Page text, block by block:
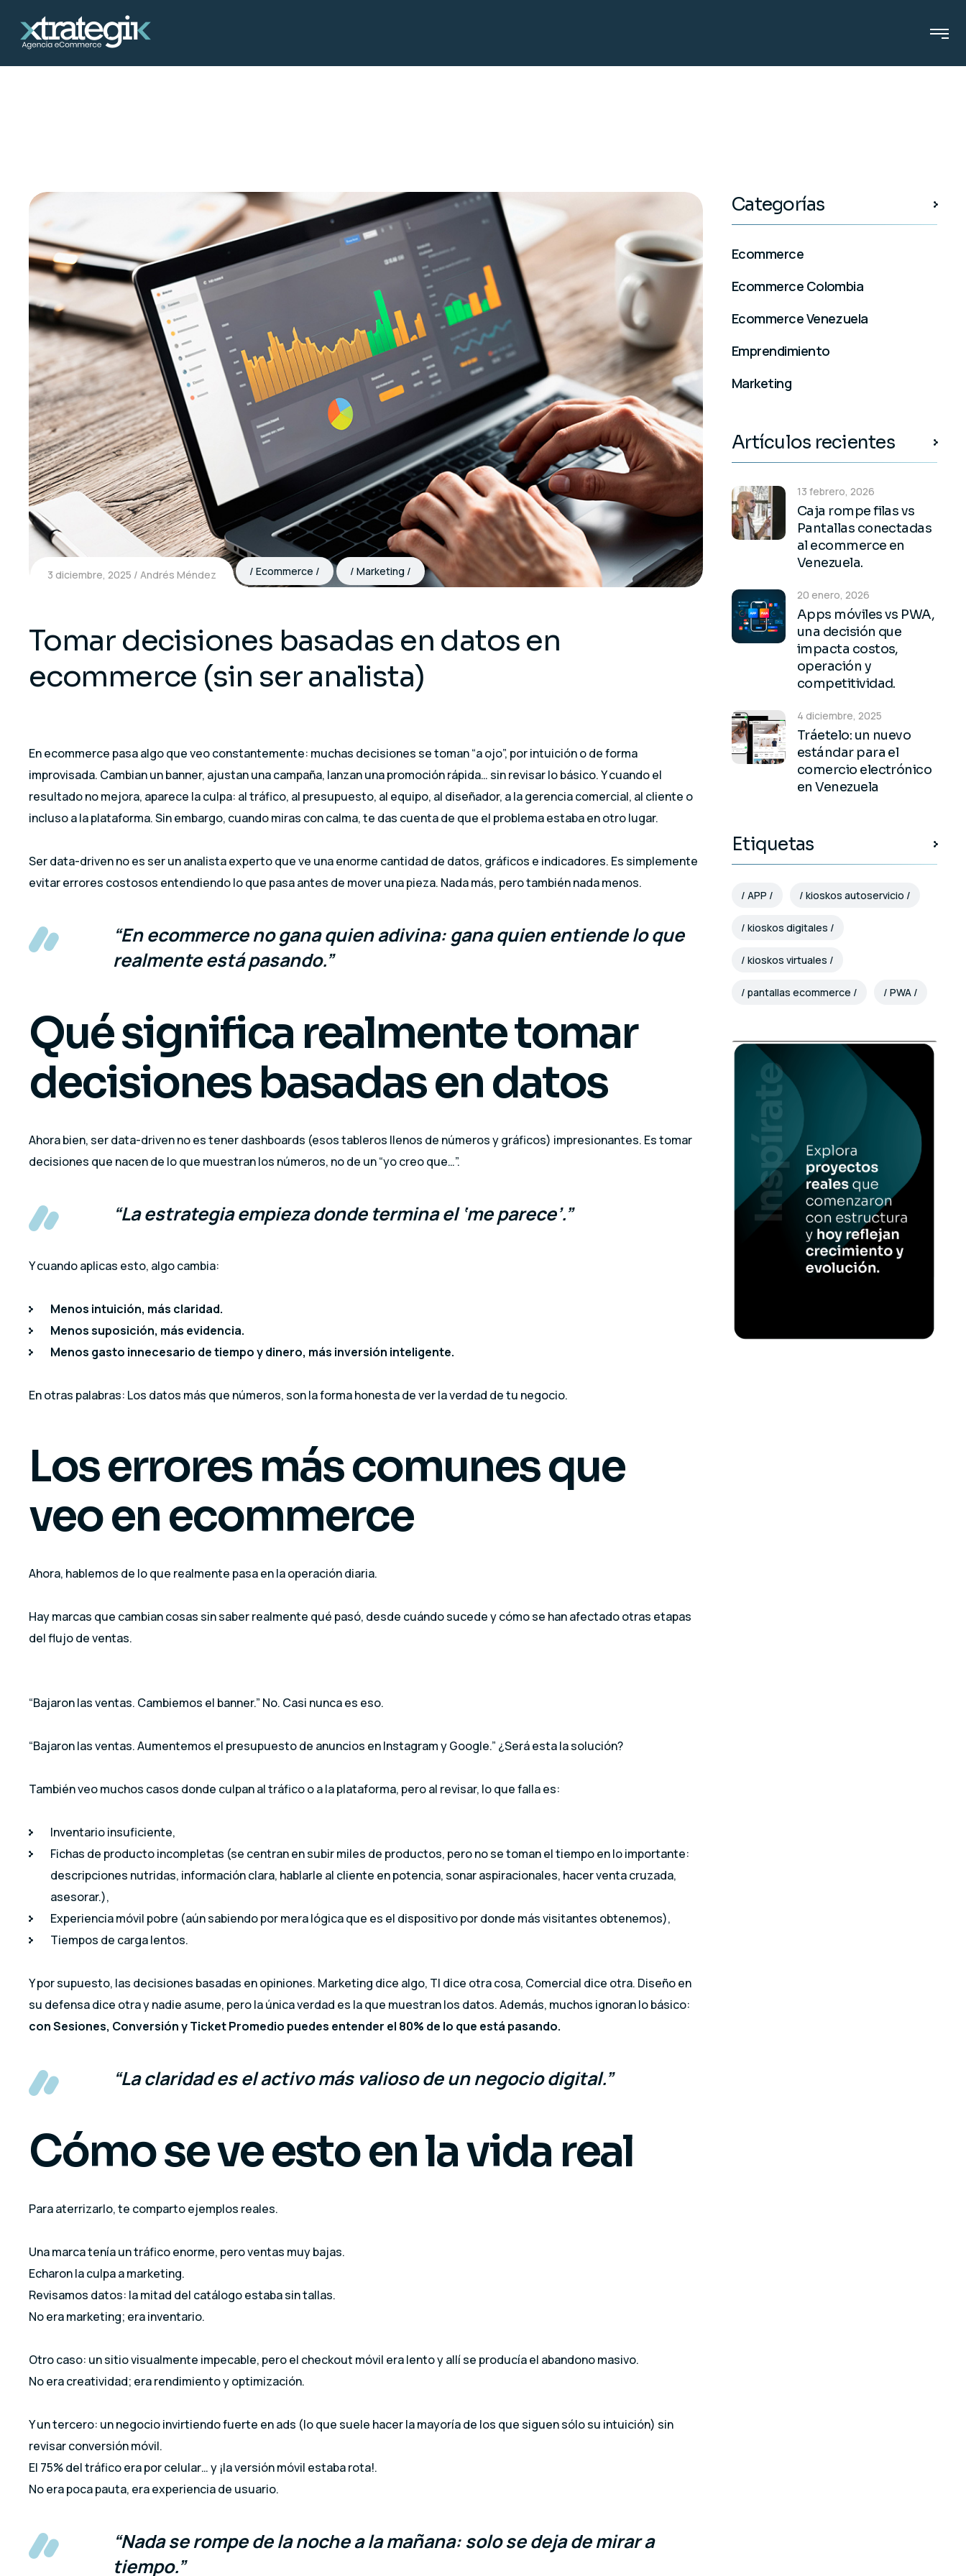
3 diciembre, 2025 Andrés Méndez Ecommerce Marketing
Tomar decisiones basadas en datos en
ecommerce (sin ser analista)
En ecommerce pasa algo que veo constantemente: muchas decisiones se toman “a ojo”, por intuición o de forma
improvisada. Cambian un banner, ajustan una campaña, lanzan una promoción rápida… sin revisar lo básico. Y cuando el
resultado no mejora, aparece la culpa: al tráfico, al presupuesto, al equipo, al diseñador, a la gerencia comercial, al cliente o
incluso a la plataforma. Sin embargo, cuando miras con calma, te das cuenta de que el problema estaba en otro lugar.
Ser data-driven no es ser un analista experto que ve una enorme cantidad de datos, gráficos e indicadores. Es simplemente
evitar errores costosos entendiendo lo que pasa antes de mover una pieza. Nada más, pero también nada menos.
“En ecommerce no gana quien adivina: gana quien entiende lo que
realmente está pasando.”
Qué significa realmente tomar
decisiones basadas en datos
Ahora bien, ser data-driven no es tener dashboards (esos tableros llenos de números y gráficos) impresionantes. Es tomar
decisiones que nacen de lo que muestran los números, no de un “yo creo que…”.
“La estrategia empieza donde termina el ‘me parece’.”
Y cuando aplicas esto, algo cambia:
Menos intuición, más claridad.
Menos suposición, más evidencia.
Menos gasto innecesario de tiempo y dinero, más inversión inteligente.
En otras palabras: Los datos más que números, son la forma honesta de ver la verdad de tu negocio.
Los errores más comunes que
veo en ecommerce
Ahora, hablemos de lo que realmente pasa en la operación diaria.
Hay marcas que cambian cosas sin saber realmente qué pasó, desde cuándo sucede y cómo se han afectado otras etapas
del flujo de ventas.
“Bajaron las ventas. Cambiemos el banner.” No. Casi nunca es eso.
“Bajaron las ventas. Aumentemos el presupuesto de anuncios en Instagram y Google.” ¿Será esta la solución?
También veo muchos casos donde culpan al tráfico o a la plataforma, pero al revisar, lo que falla es:
Inventario insuficiente,
Fichas de producto incompletas (se centran en subir miles de productos, pero no se toman el tiempo en lo importante:
descripciones nutridas, información clara, hablarle al cliente en potencia, sonar aspiracionales, hacer venta cruzada,
asesorar.),
Experiencia móvil pobre (aún sabiendo por mera lógica que es el dispositivo por donde más visitantes obtenemos),
Tiempos de carga lentos.
Y por supuesto, las decisiones basadas en opiniones. Marketing dice algo, TI dice otra cosa, Comercial dice otra. Diseño en
su defensa dice otra y nadie asume, pero la única verdad es la que muestran los datos. Además, muchos ignoran lo básico:
con Sesiones, Conversión y Ticket Promedio puedes entender el 80% de lo que está pasando.
“La claridad es el activo más valioso de un negocio digital.”
Cómo se ve esto en la vida real
Para aterrizarlo, te comparto ejemplos reales.
Una marca tenía un tráfico enorme, pero ventas muy bajas.
Echaron la culpa a marketing.
Revisamos datos: la mitad del catálogo estaba sin tallas.
No era marketing; era inventario.
Otro caso: un sitio visualmente impecable, pero el checkout móvil era lento y allí se producía el abandono masivo.
No era creatividad; era rendimiento y optimización.
Y un tercero: un negocio invirtiendo fuerte en ads (lo que suele hacer la mayoría de los que siguen sólo su intuición) sin
revisar conversión móvil.
El 75% del tráfico era por celular… y ¡la versión móvil estaba rota!.
No era poca pauta, era experiencia de usuario.
“Nada se rompe de la noche a la mañana: solo se deja de mirar a
tiempo.”
Categorías
Ecommerce
Ecommerce Colombia
Ecommerce Venezuela
Emprendimiento
Marketing
Artículos recientes
Caja rompe filas vs
Pantallas conectadas
al ecommerce en
Venezuela.
13 febrero, 2026
Apps móviles vs PWA,
una decisión que
impacta costos,
operación y
competitividad.
20 enero, 2026
Tráetelo: un nuevo
estándar para el
comercio electrónico
en Venezuela
4 diciembre, 2025
Etiquetas
APP kioskos autoservicio
kioskos digitales
kioskos virtuales
pantallas ecommerce PWA